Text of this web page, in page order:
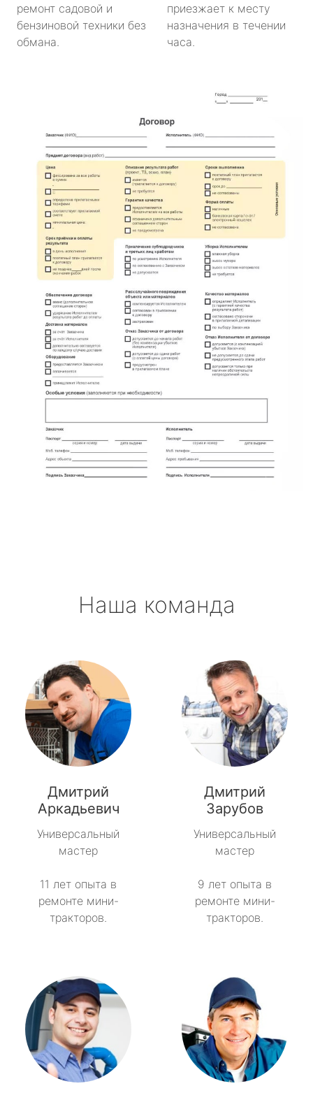
ремонт садовой и
бензиновой техники без
обмана.
приезжает к месту
назначения в течении
часа.
Наша команда
Дмитрий
Аркадьевич
Универсальный
мастер
11 лет опыта в
ремонте мини-
тракторов.
Дмитрий
Зарубов
Универсальный
мастер
9 лет опыта в
ремонте мини-
тракторов.